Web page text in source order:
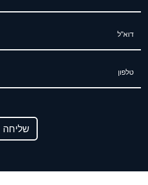
שליחה